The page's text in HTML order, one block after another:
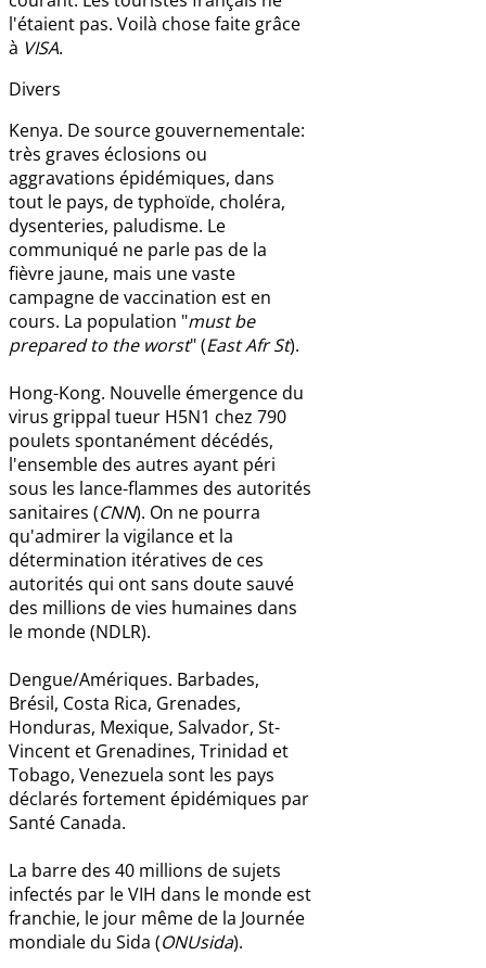
l'étaient pas. Voilà chose faite grâce
à VISA.
Divers
Kenya. De source gouvernementale:
très graves éclosions ou
aggravations épidémiques, dans
tout le pays, de typhoïde, choléra,
dysenteries, paludisme. Le
communiqué ne parle pas de la
fièvre jaune, mais une vaste
campagne de vaccination est en
cours. La population "must be
prepared to the worst" (East Afr St).
Hong-Kong. Nouvelle émergence du
virus grippal tueur H5N1 chez 790
poulets spontanément décédés,
l'ensemble des autres ayant péri
sous les lance-flammes des autorités
sanitaires (CNN). On ne pourra
qu'admirer la vigilance et la
détermination itératives de ces
autorités qui ont sans doute sauvé
des millions de vies humaines dans
le monde (NDLR).
Dengue/Amériques. Barbades,
Brésil, Costa Rica, Grenades,
Honduras, Mexique, Salvador, St-
Vincent et Grenadines, Trinidad et
Tobago, Venezuela sont les pays
déclarés fortement épidémiques par
Santé Canada.
La barre des 40 millions de sujets
infectés par le VIH dans le monde est
franchie, le jour même de la Journée
mondiale du Sida (ONUsida).